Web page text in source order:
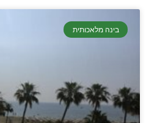
קריפטוגרפיה, ביצועים,
הכנסו
בינה מלאכותית